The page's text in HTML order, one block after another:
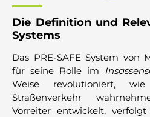
Die Definition und
Systems
Das PRE-SAFE System von
für seine Rolle im
Weise revolutioniert,
Straßenverkehr
Vorreiter entwickelt,